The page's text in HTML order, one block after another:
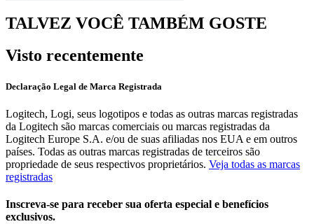
TALVEZ VOCÊ TAMBÉM GOSTE
Visto recentemente
Declaração Legal de Marca Registrada
Logitech, Logi, seus logotipos e todas as outras marcas registradas
da Logitech são marcas comerciais ou marcas registradas da
Logitech Europe S.A. e/ou de suas afiliadas nos EUA e em outros
países. Todas as outras marcas registradas de terceiros são
propriedade de seus respectivos proprietários. Veja todas as marcas
registradas
Inscreva-se para receber sua oferta especial e benefícios
exclusivos.